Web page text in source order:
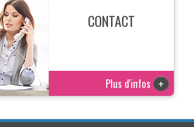
CONTACT
Plus d'infos +